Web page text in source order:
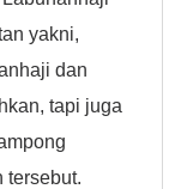
yakni,
dan
tapi juga
tersebut.